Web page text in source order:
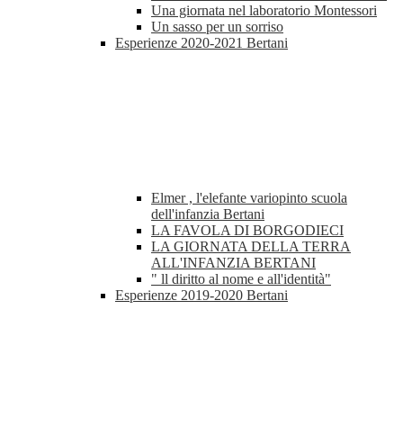
Una giornata nel laboratorio Montessori
Un sasso per un sorriso
Esperienze 2020-2021 Bertani
Elmer , l'elefante variopinto scuola
dell'infanzia Bertani
LA FAVOLA DI BORGODIECI
LA GIORNATA DELLA TERRA
ALL'INFANZIA BERTANI
" ll diritto al nome e all'identità"
Esperienze 2019-2020 Bertani